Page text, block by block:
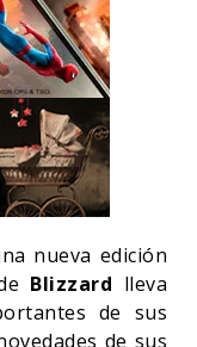
nueva edición
Blizzard lleva
de sus
de sus